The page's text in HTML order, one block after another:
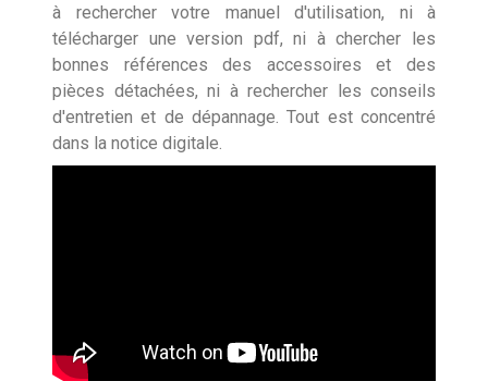
à rechercher votre manuel d'utilisation, ni à
télécharger une version pdf, ni à chercher les
bonnes références des accessoires et des
pièces détachées, ni à rechercher les conseils
d'entretien et de dépannage. Tout est concentré
dans la notice digitale.